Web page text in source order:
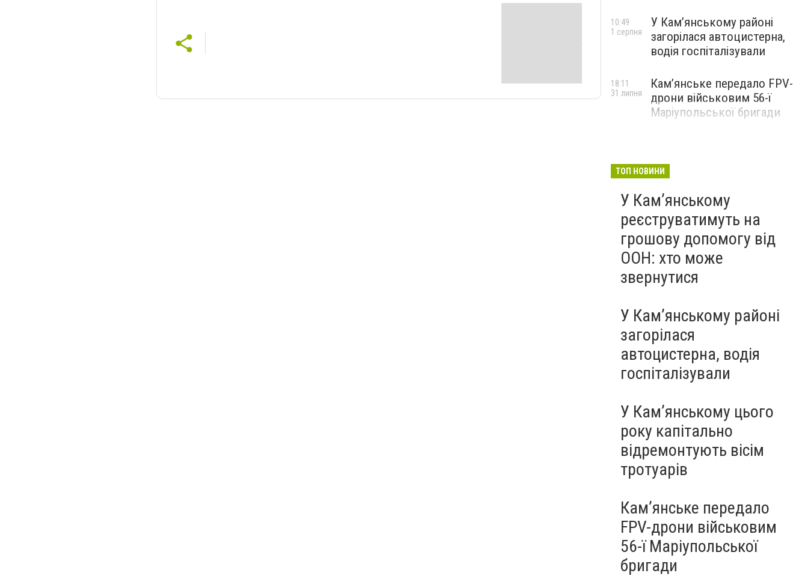
У Кам’янському районі
загорілася автоцистерна,
водія госпіталізували
10:49
1 серпня
Кам’янське передало FPV-
дрони військовим 56-ї
Маріупольської бригади
18:11
31 липня
ТОП НОВИНИ
У Кам’янському
реєструватимуть на
грошову допомогу від
ООН: хто може
звернутися
У Кам’янському районі
загорілася
автоцистерна, водія
госпіталізували
У Кам’янському цього
року капітально
відремонтують вісім
тротуарів
Кам’янське передало
FPV-дрони військовим
56-ї Маріупольської
бригади